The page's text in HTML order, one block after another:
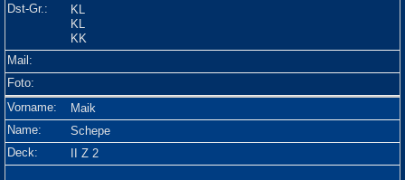
KL
KL
KK
Maik
Schepe
II Z 2